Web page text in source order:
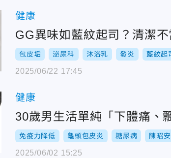
健康
GG異味如藍紋起司？清潔
包皮垢 泌尿科 沐浴乳 發炎 藍紋起
2025/06/22 17:45
健康
30歲男生活單純「下體痛
免疫力降低 龜頭包皮炎 糖尿病 陳昭安
2025/06/02 15:25